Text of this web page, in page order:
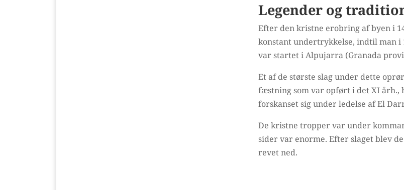
Legender og
Efter den kristne erobring af byen i
konstant undertrykkelse, indtil man i
var startet i Alpujarra (Granada
Et af de største slag under dette
fæstning som var opført i det XI
forskanset sig under ledelse af El
De kristne tropper var under
sider var enorme. Efter slaget blev
revet ned.